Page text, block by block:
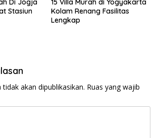
Di Jogja
Stasiun
15 Villa Murah di Yogyakarta
Kolam Renang Fasilitas
Lengkap
akan dipublikasikan. Ruas yang wajib